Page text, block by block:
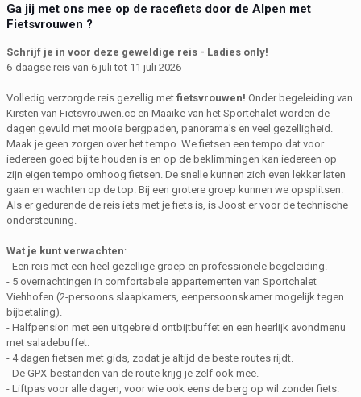
Ga jij met ons mee op de racefiets door de Alpen met
Fietsvrouwen ?
Schrijf je in voor deze geweldige reis - Ladies only!
6-daagse reis van 6 juli tot 11 juli 2026
Volledig verzorgde reis gezellig met fietsvrouwen! Onder begeleiding van
Kirsten van Fietsvrouwen.cc en Maaike van het Sportchalet worden de
dagen gevuld met mooie bergpaden, panorama's en veel gezelligheid.
Maak je geen zorgen over het tempo. We fietsen een tempo dat voor
iedereen goed bij te houden is en op de beklimmingen kan iedereen op
zijn eigen tempo omhoog fietsen. De snelle kunnen zich even lekker laten
gaan en wachten op de top. Bij een grotere groep kunnen we opsplitsen.
Als er gedurende de reis iets met je fiets is, is Joost er voor de technische
ondersteuning.
Wat je kunt verwachten:
- Een reis met een heel gezellige groep en professionele begeleiding.
- 5 overnachtingen in comfortabele appartementen van Sportchalet
Viehhofen (2-persoons slaapkamers, eenpersoonskamer mogelijk tegen
bijbetaling).
- Halfpension met een uitgebreid ontbijtbuffet en een heerlijk avondmenu
met saladebuffet.
- 4 dagen fietsen met gids, zodat je altijd de beste routes rijdt.
- De GPX-bestanden van de route krijg je zelf ook mee.
- Liftpas voor alle dagen, voor wie ook eens de berg op wil zonder fiets.